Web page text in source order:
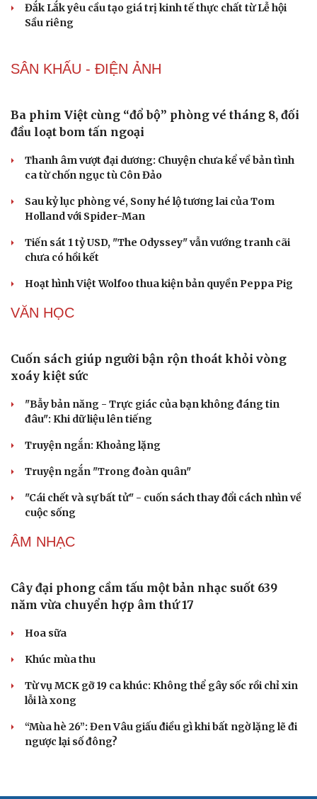
Đắk Lắk yêu cầu tạo giá trị kinh tế thực chất từ Lễ hội
Sầu riêng
SÂN KHẤU - ĐIỆN ẢNH
đầu loạt bom tấn ngoại
Thanh âm vượt đại dương: Chuyện chưa kể về bản tình
Sau kỷ lục phòng vé, Sony hé lộ tương lai của Tom
Holland với Spider-Man
chưa có hồi kết
Hoạt hình Việt Wolfoo thua kiện bản quyền Peppa Pig
VĂN HỌC
Cuốn sách giúp người bận rộn thoát khỏi vòng
xoáy kiệt sức
"Bẫy bản năng - Trực giác của bạn không đáng tin
đâu": Khi dữ liệu lên tiếng
Truyện ngắn: Khoảng lặng